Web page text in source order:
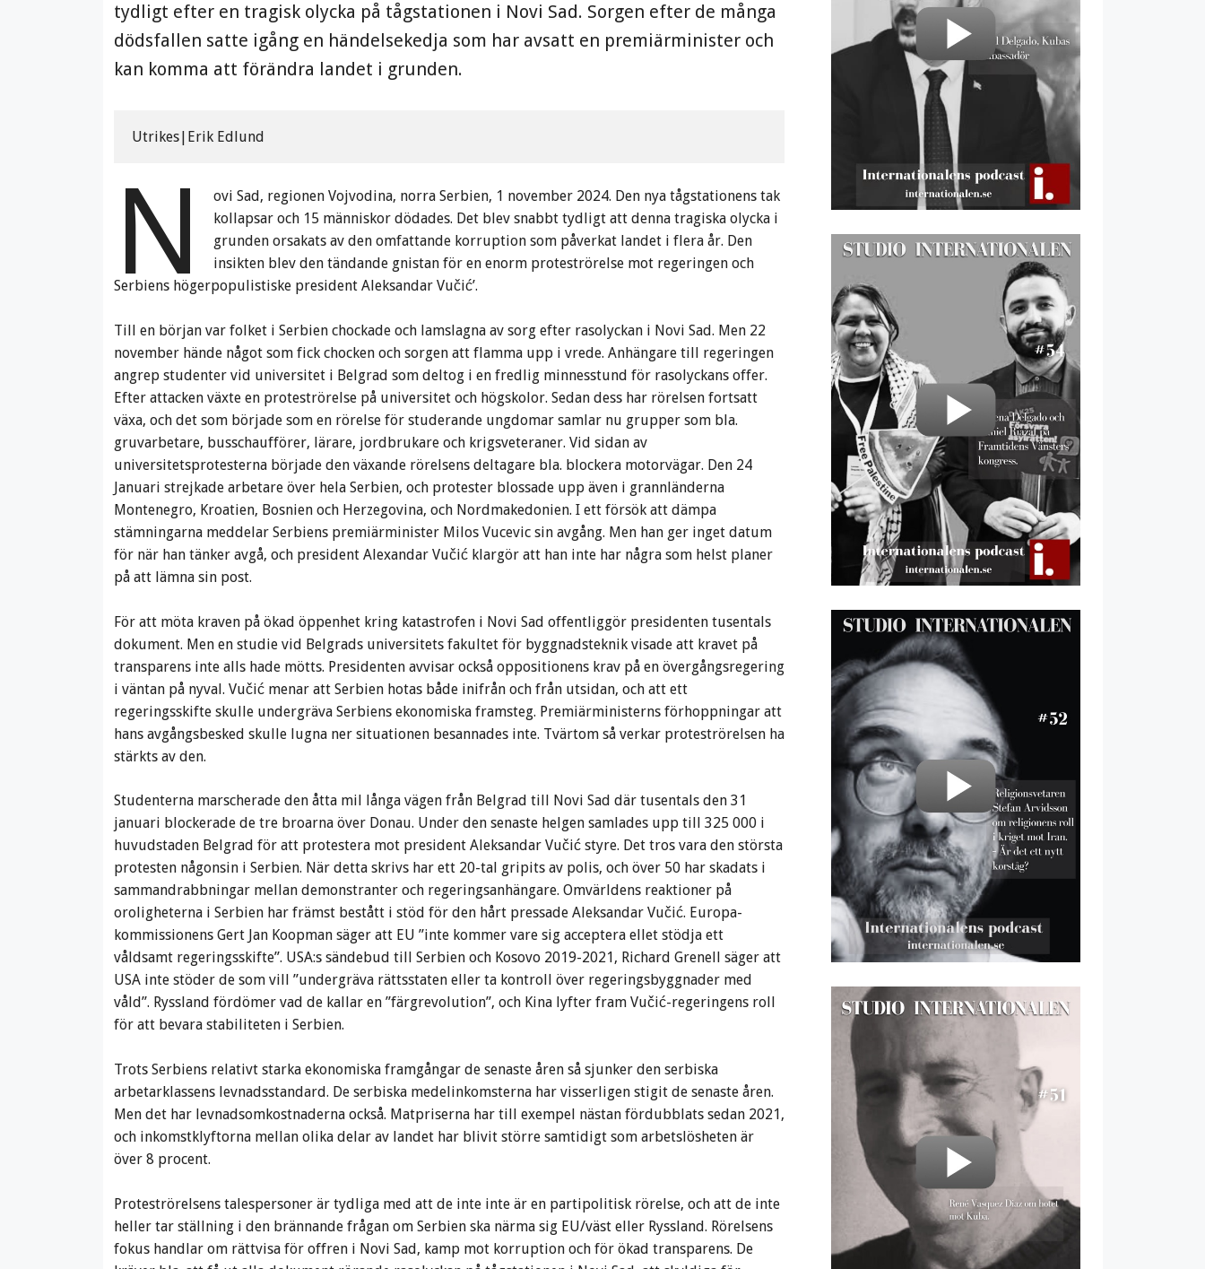
tydligt efter en tragisk olycka på tågstationen i Novi Sad. Sorgen efter de många
dödsfallen satte igång en händelsekedja som har avsatt en premiärminister och
kan komma att förändra landet i grunden.
Utrikes|Erik Edlund
N
ovi Sad, regionen Vojvodina, norra Serbien, 1 november 2024. Den nya tågstationens tak
kollapsar och 15 människor dödades. Det blev snabbt tydligt att denna tragiska olycka i
grunden orsakats av den omfattande korruption som påverkat landet i flera år. Den
insikten blev den tändande gnistan för en enorm proteströrelse mot regeringen och
Serbiens högerpopulistiske president Aleksandar Vučić’.
Till en början var folket i Serbien chockade och lamslagna av sorg efter rasolyckan i Novi Sad. Men 22
november hände något som fick chocken och sorgen att flamma upp i vrede. Anhängare till regeringen
angrep studenter vid universitet i Belgrad som deltog i en fredlig minnesstund för rasolyckans offer.
Efter attacken växte en proteströrelse på universitet och högskolor. Sedan dess har rörelsen fortsatt
växa, och det som började som en rörelse för studerande ungdomar samlar nu grupper som bla.
gruvarbetare, busschaufförer, lärare, jordbrukare och krigsveteraner. Vid sidan av
universitetsprotesterna började den växande rörelsens deltagare bla. blockera motorvägar. Den 24
Januari strejkade arbetare över hela Serbien, och protester blossade upp även i grannländerna
Montenegro, Kroatien, Bosnien och Herzegovina, och Nordmakedonien. I ett försök att dämpa
stämningarna meddelar Serbiens premiärminister Milos Vucevic sin avgång. Men han ger inget datum
för när han tänker avgå, och president Alexandar Vučić klargör att han inte har några som helst planer
på att lämna sin post.
För att möta kraven på ökad öppenhet kring katastrofen i Novi Sad offentliggör presidenten tusentals
dokument. Men en studie vid Belgrads universitets fakultet för byggnadsteknik visade att kravet på
transparens inte alls hade mötts. Presidenten avvisar också oppositionens krav på en övergångsregering
i väntan på nyval. Vučić menar att Serbien hotas både inifrån och från utsidan, och att ett
regeringsskifte skulle undergräva Serbiens ekonomiska framsteg. Premiärministerns förhoppningar att
hans avgångsbesked skulle lugna ner situationen besannades inte. Tvärtom så verkar proteströrelsen ha
stärkts av den.
Studenterna marscherade den åtta mil långa vägen från Belgrad till Novi Sad där tusentals den 31
januari blockerade de tre broarna över Donau. Under den senaste helgen samlades upp till 325 000 i
huvudstaden Belgrad för att protestera mot president Aleksandar Vučić styre. Det tros vara den största
protesten någonsin i Serbien. När detta skrivs har ett 20-tal gripits av polis, och över 50 har skadats i
sammandrabbningar mellan demonstranter och regeringsanhängare. Omvärldens reaktioner på
oroligheterna i Serbien har främst bestått i stöd för den hårt pressade Aleksandar Vučić. Europa-
kommissionens Gert Jan Koopman säger att EU ”inte kommer vare sig acceptera ellet stödja ett
våldsamt regeringsskifte”. USA:s sändebud till Serbien och Kosovo 2019-2021, Richard Grenell säger att
USA inte stöder de som vill ”undergräva rättsstaten eller ta kontroll över regeringsbyggnader med
våld”. Ryssland fördömer vad de kallar en ”färgrevolution”, och Kina lyfter fram Vučić-regeringens roll
för att bevara stabiliteten i Serbien.
Trots Serbiens relativt starka ekonomiska framgångar de senaste åren så sjunker den serbiska
arbetarklassens levnadsstandard. De serbiska medelinkomsterna har visserligen stigit de senaste åren.
Men det har levnadsomkostnaderna också. Matpriserna har till exempel nästan fördubblats sedan 2021,
och inkomstklyftorna mellan olika delar av landet har blivit större samtidigt som arbetslösheten är
över 8 procent.
Proteströrelsens talespersoner är tydliga med att de inte inte är en partipolitisk rörelse, och att de inte
heller tar ställning i den brännande frågan om Serbien ska närma sig EU/väst eller Ryssland. Rörelsens
fokus handlar om rättvisa för offren i Novi Sad, kamp mot korruption och för ökad transparens. De